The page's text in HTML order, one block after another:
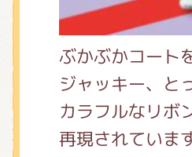
ぶかぶかコート
ジャッキー、と
カラフルなリボ
再現されていま